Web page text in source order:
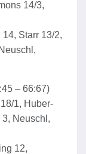
14/3,
Starr 13/2,
– 66:67)
1, Huber-
Neuschl,
12,